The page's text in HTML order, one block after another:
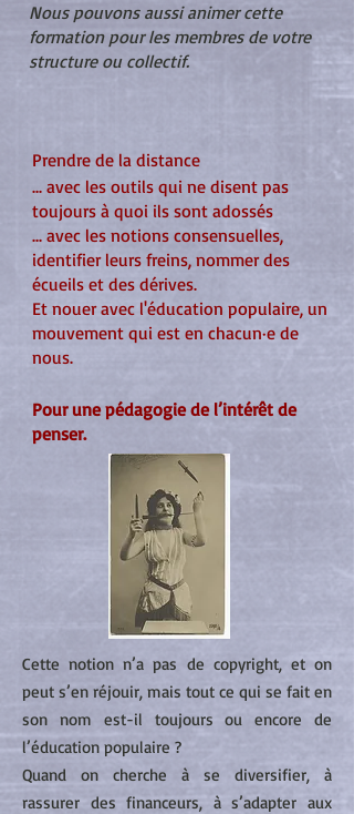
Nous pouvons aussi animer cette
formation pour les membres de votre
structure ou collectif.
Prendre de la distance
... avec les outils qui ne disent pas
toujours à quoi ils sont adossés
... avec les notions consensuelles,
identifier leurs freins, nommer des
écueils et des dérives.
Et nouer avec ​l'éducation populaire, un
mouvement qui est en chacun·e de
nous.
Pour une pédagogie de l’intérêt de
penser.
Cette notion n’a pas de copyright, et on
peut s’en réjouir, mais tout ce qui se fait en
son nom est-il toujours ou encore de
l’éducation populaire ?
Quand on cherche à se diversifier, à
rassurer des financeurs, à s’adapter aux